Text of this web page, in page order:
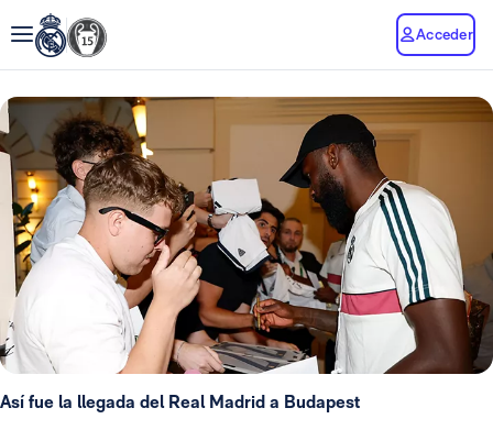
Acceder
Así fue la llegada del Real Madrid a Budapest